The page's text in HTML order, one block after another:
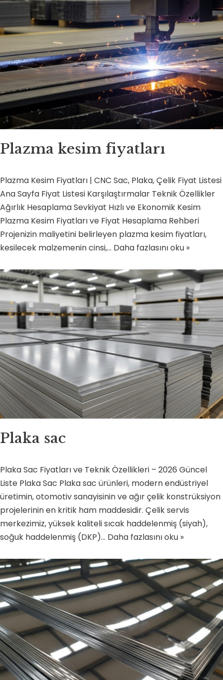
Plazma kesim fiyatları
Plazma Kesim Fiyatları | CNC Sac, Plaka, Çelik Fiyat Listesi
Ana Sayfa Fiyat Listesi Karşılaştırmalar Teknik Özellikler
Ağırlık Hesaplama Sevkiyat Hızlı ve Ekonomik Kesim
Plazma Kesim Fiyatları ve Fiyat Hesaplama Rehberi
Projenizin maliyetini belirleyen plazma kesim fiyatları,
kesilecek malzemenin cinsi,… Daha fazlasını oku »
Plaka sac
Plaka Sac Fiyatları ve Teknik Özellikleri – 2026 Güncel
Liste Plaka Sac Plaka sac ürünleri, modern endüstriyel
üretimin, otomotiv sanayisinin ve ağır çelik konstrüksiyon
projelerinin en kritik ham maddesidir. Çelik servis
merkezimiz, yüksek kaliteli sıcak haddelenmiş (siyah),
soğuk haddelenmiş (DKP)… Daha fazlasını oku »